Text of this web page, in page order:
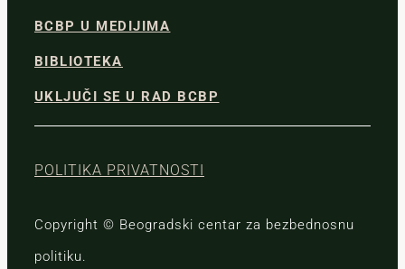
BCBP U MEDIJIMA
BIBLIOTEKA
UKLJUČI SE U RAD BCBP
POLITIKA PRIVATNOSTI
Copyright © Beogradski centar za bezbednosnu
politiku.